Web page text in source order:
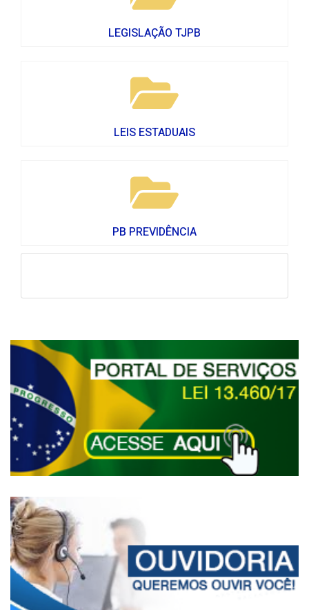
LEGISLAÇÃO TJPB
LEIS ESTADUAIS
PB PREVIDÊNCIA